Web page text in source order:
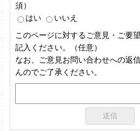
須）
はい
いいえ
このページに対するご意見・ご要
記入ください。（任意）
なお、ご意見お問い合わせへの返
んのでご了承ください。